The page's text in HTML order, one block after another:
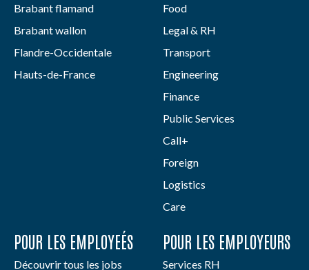
Brabant flamand
Brabant wallon
Flandre-Occidentale
Hauts-de-France
Food
Legal & RH
Transport
Engineering
Finance
Public Services
Call+
Foreign
Logistics
Care
POUR LES EMPLOYEÉS
Découvrir tous les jobs
POUR LES EMPLOYEURS
Services RH